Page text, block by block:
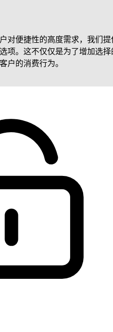
对便捷性的高度需求，我们提
项。这不仅仅是为了增加选择
户的消费行为。